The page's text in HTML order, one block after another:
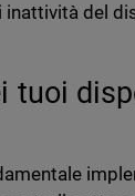
inattività del
tuoi